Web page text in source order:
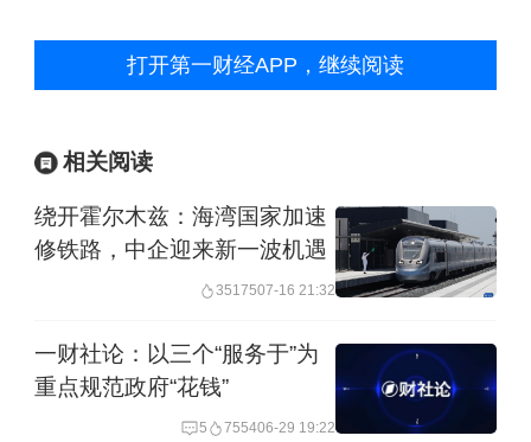
活动上表示，气候变化已经成为当前广
为关注的全球性环境问题。科学研究发
北极海冰减少、海平面上升、海洋酸化
等一系列海洋生态环境问题。他说，陆
源污染是海洋污染的重要源头。无论生
活在海滨，还是内陆，海洋生态环境的
影响波及全球，与我们每一个人的生活
息息相关。保护海洋环境，不仅沿海地
打开第一财经APP，继续阅读
相关阅读
绕开霍尔木兹：海湾国家加速
修铁路，中企迎来新一波机遇
3517507-16 21:32
一财社论：以三个“服务于”为
重点规范政府“花钱”
5 755406-29 19:22